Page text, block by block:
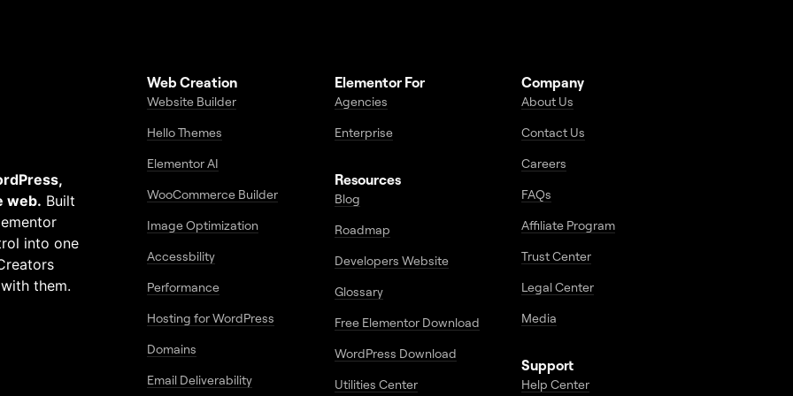
web. Built
into one
them.
Web Creation
Website Builder
Hello Themes
Elementor AI
WooCommerce Builder
Image Optimization
Accessbility
Performance
Hosting for WordPress
Domains
Email Deliverability
Elementor For
Agencies
Enterprise
Resources
Blog
Roadmap
Developers Website
Glossary
Free Elementor Download
WordPress Download
Utilities Center
Company
About Us
Contact Us
Careers
FAQs
Affiliate Program
Trust Center
Legal Center
Media
Support
Help Center